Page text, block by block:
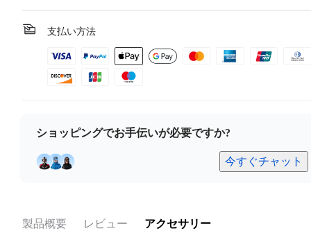
支払い方法
ショッピングでお手伝いが必要ですか?
今すぐチャット
製品概要 レビュー アクセサリー